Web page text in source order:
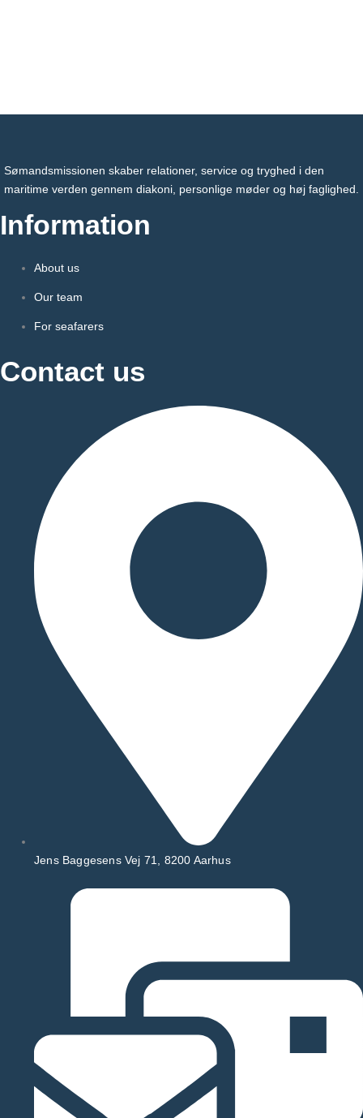
Sømandsmissionen skaber relationer, service og tryghed i den
maritime verden gennem diakoni, personlige møder og høj faglighed.
Information
About us
Our team
For seafarers
Contact us
Jens Baggesens Vej 71, 8200 Aarhus